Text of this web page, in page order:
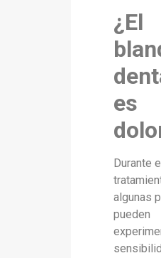
¿El
es
Durante el
algunas
pueden